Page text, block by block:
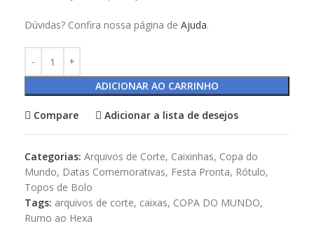
Dúvidas? Confira nossa página de Ajuda.
ADICIONAR AO CARRINHO
Compare Adicionar a lista de desejos
Categorias: Arquivos de Corte, Caixinhas, Copa do
Mundo, Datas Comemorativas, Festa Pronta, Rótulo,
Topos de Bolo
Tags: arquivos de corte, caixas, COPA DO MUNDO,
Rumo ao Hexa